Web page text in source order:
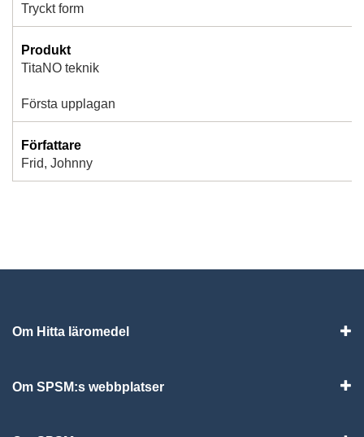
Tryckt form
Produkt
TitaNO teknik
Första upplagan
Författare
Frid, Johnny
Om Hitta läromedel
Om SPSM:s webbplatser